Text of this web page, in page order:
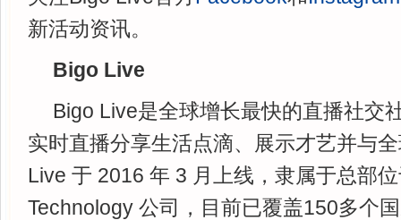
新活动资讯。
Bigo Live
Bigo Live是全球增长最快的直播社交
实时直播分享生活点滴、展示才艺并与
Live 于 2016 年 3 月上线，隶属于总部
Technology 公司，目前已覆盖150多个